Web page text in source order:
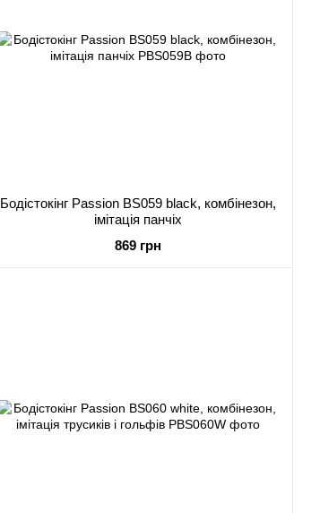
Бодістокінг Passion BS059 black, комбінезон,
імітація панчіх
869 грн